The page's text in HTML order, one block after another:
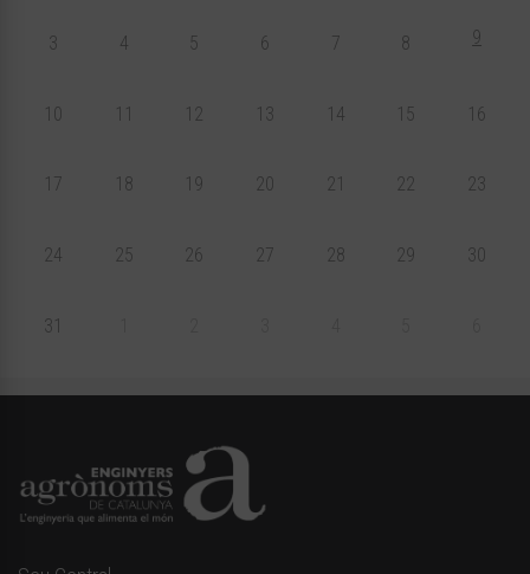
3 4 5 6 7 8 9
10 11 12 13 14 15 16
17 18 19 20 21 22 23
24 25 26 27 28 29 30
31